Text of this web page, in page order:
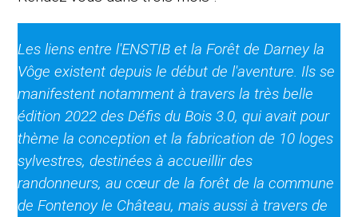
Les liens entre l'ENSTIB et la Forêt de Darney la
Vôge existent depuis le début de l'aventure. Ils se
manifestent notamment à travers la très belle
édition 2022 des Défis du Bois 3.0, qui avait pour
thème la conception et la fabrication de 10 loges
sylvestres, destinées à accueillir des
randonneurs, au cœur de la forêt de la commune
de Fontenoy le Château, mais aussi à travers de